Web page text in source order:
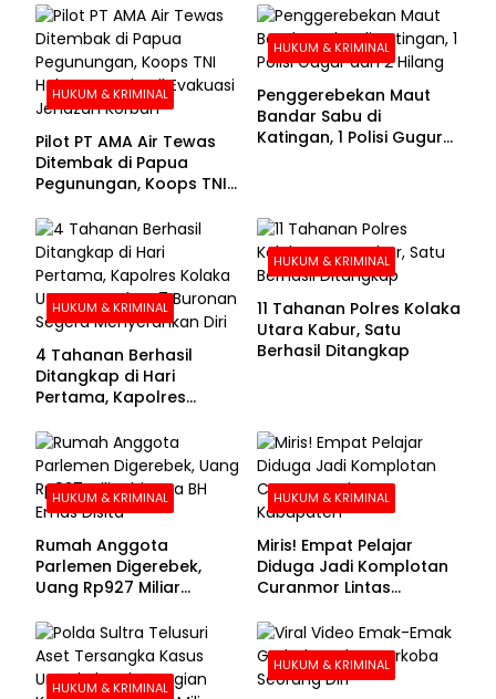
HUKUM & KRIMINAL
Pilot PT AMA Air Tewas
Ditembak di Papua
Pegunungan, Koops TNI
Evakuasi Jenazah
Korban
HUKUM & KRIMINAL
Penggerebekan Maut
Bandar Sabu di
Katingan, 1 Polisi Gugur
HUKUM & KRIMINAL
4 Tahanan Berhasil
Ditangkap di Hari
Pertama, Kapolres
Buronan Segera
Menyerahkan Diri
HUKUM & KRIMINAL
11 Tahanan Polres Kolaka
Utara Kabur, Satu
Berhasil Ditangkap
HUKUM & KRIMINAL
Rumah Anggota
Parlemen Digerebek,
Uang Rp927 Miliar
HUKUM & KRIMINAL
Miris! Empat Pelajar
Diduga Jadi Komplotan
Curanmor Lintas
HUKUM & KRIMINAL
HUKUM & KRIMINAL